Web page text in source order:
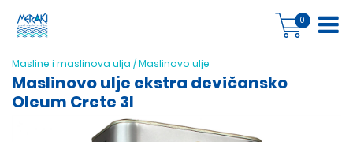
0
Masline i maslinova ulja /Maslinovo ulje
Maslinovo ulje ekstra devičansko
Oleum Crete 3l